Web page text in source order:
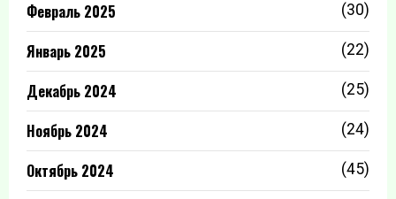
Февраль 2025 (30)
Январь 2025 (22)
Декабрь 2024 (25)
Ноябрь 2024 (24)
Октябрь 2024 (45)